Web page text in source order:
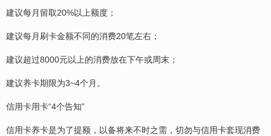
建议每月留取20%以上额度；
建议每月刷卡金额不同的消费20笔左右；
建议超过8000元以上的消费放在下午或周末；
建议养卡期限为3~4个月。
信用卡用卡“4个告知”
信用卡养卡是为了提额，以备将来不时之需，切勿与信用卡套现消费